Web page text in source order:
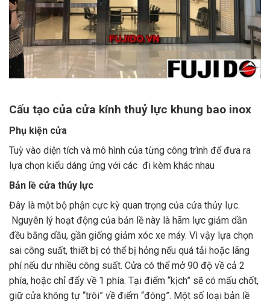
Cấu tạo của cửa kính thuỷ lực khung bao inox
Phụ kiện cửa
Tuỳ vào diện tích và mô hình của từng công trình để đưa ra
lựa chọn kiểu dáng ứng với các đi kèm khác nhau
Bản lề cửa thủy lực
Đây là một bộ phận cực kỳ quan trọng của cửa thủy lực.
Nguyên lý hoạt động của bản lề này là hãm lực giảm dần
đều bằng dầu, gần giống giảm xóc xe máy. Vì vậy lựa chọn
sai công suất, thiết bị có thể bị hỏng nếu quá tải hoặc lãng
phí nếu dư nhiều công suất. Cửa có thể mở 90 độ về cả 2
phía, hoặc chỉ đẩy về 1 phía. Tại điểm “kịch” sẽ có mấu chốt,
giữ cửa không tự “trôi” về điểm “đóng”. Một số loại bản lề